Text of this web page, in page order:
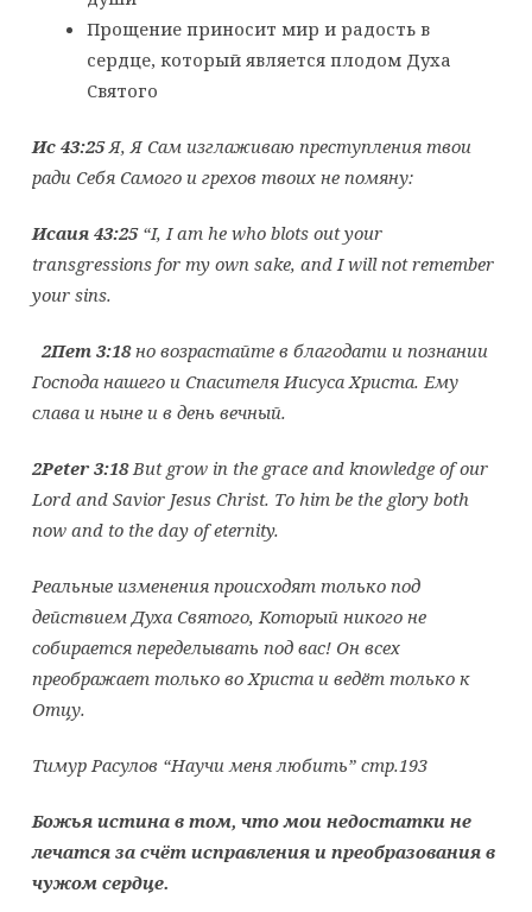
Прощение приносит мир и радость в
сердце, который является плодом Духа
Святого
Ис 43:25Я, Я Сам изглаживаю преступления твои
ради Себя Самого и грехов твоих не помяну:
Исаия 43:25“I, I am he who blots out your
transgressions for my own sake, and I will not remember
your sins.
2Пет 3:18но возрастайте в благодати и познании
Господа нашего и Спасителя Иисуса Христа. Ему
слава и ныне и в день вечный.
2Peter 3:18But grow in the grace and knowledge of our
Lord and Savior Jesus Christ. To him be the glory both
now and to the day of eternity.
Реальные изменения происходят только под
действием Духа Святого, Который никого не
собирается переделывать под вас! Он всех
преображает только во Христа и ведёт только к
Отцу.
Тимур Расулов “Научи меня любить” стр.193
Божья истина в том, что мои недостатки не
лечатся за счёт исправления и преобразования в
чужом сердце.